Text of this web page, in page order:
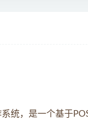
统，是一个基于